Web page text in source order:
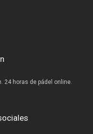
24 horas de pádel online.